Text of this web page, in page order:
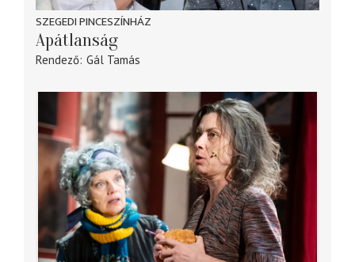
SZEGEDI PINCESZÍNHÁZ
Apátlanság
Rendező Gál Tamás